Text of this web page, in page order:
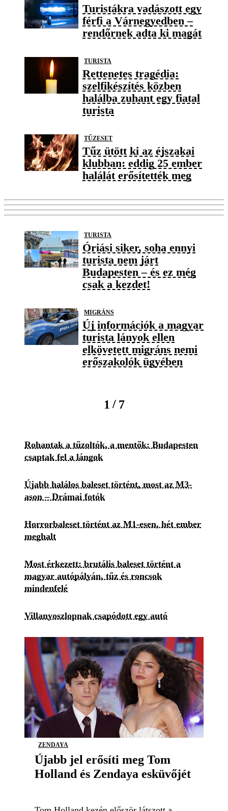
Turistákra vadászott egy
férfi a Várnegyedben –
rendőrnek adta ki magát
TURISTA
Rettenetes tragédia:
szelfikészítés közben
halálba zuhant egy fiatal
turista
TŰZESET
Tűz ütött ki az éjszakai
klubban: eddig 25 ember
halálát erősítették meg
TURISTA
Óriási siker, soha ennyi
turista nem járt
Budapesten – és ez még
csak a kezdet!
MIGRÁNS
Új információk a magyar
turista lányok ellen
elkövetett migráns nemi
erőszakolók ügyében
1 / 7
Rohantak a tűzoltók, a mentők: Budapesten
csaptak fel a lángok
Újabb halálos baleset történt, most az M3-
ason – Drámai fotók
Horrorbaleset történt az M1-esen, hét ember
meghalt
Most érkezett: brutális baleset történt a
magyar autópályán, tűz és roncsok
mindenfelé
Villanyoszlopnak csapódott egy autó
ZENDAYA
Újabb jel erősíti meg Tom
Holland és Zendaya esküvőjét